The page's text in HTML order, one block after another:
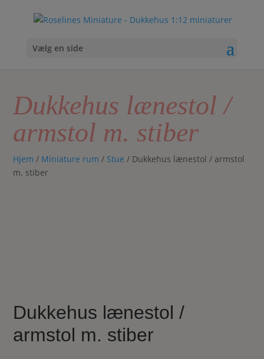
Vælg en side
Dukkehus lænestol /
armstol m. stiber
Hjem / Miniature rum / Stue / Dukkehus lænestol / armstol
m. stiber
Dukkehus lænestol /
armstol m. stiber